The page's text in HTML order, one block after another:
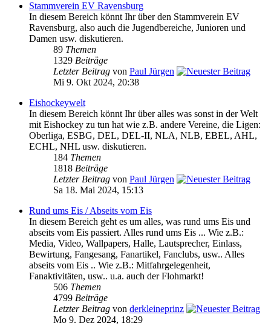
Stammverein EV Ravensburg
In diesem Bereich könnt Ihr über den Stammverein EV
Ravensburg, also auch die Jugendbereiche, Junioren und
Damen usw. diskutieren.
89 Themen
1329 Beiträge
Letzter Beitrag von Paul Jürgen
Mi 9. Okt 2024, 20:38
Eishockeywelt
In diesem Bereich könnt Ihr über alles was sonst in der Welt
mit Eishockey zu tun hat wie z.B. andere Vereine, die Ligen:
Oberliga, ESBG, DEL, DEL-II, NLA, NLB, EBEL, AHL,
ECHL, NHL usw. diskutieren.
184 Themen
1818 Beiträge
Letzter Beitrag von Paul Jürgen
Sa 18. Mai 2024, 15:13
Rund ums Eis / Abseits vom Eis
In diesem Bereich geht es um alles, was rund ums Eis und
abseits vom Eis passiert. Alles rund ums Eis ... Wie z.B.:
Media, Video, Wallpapers, Halle, Lautsprecher, Einlass,
Bewirtung, Fangesang, Fanartikel, Fanclubs, usw.. Alles
abseits vom Eis .. Wie z.B.: Mitfahrgelegenheit,
Fanaktivitäten, usw.. u.a. auch der Flohmarkt!
506 Themen
4799 Beiträge
Letzter Beitrag von derkleineprinz
Mo 9. Dez 2024, 18:29